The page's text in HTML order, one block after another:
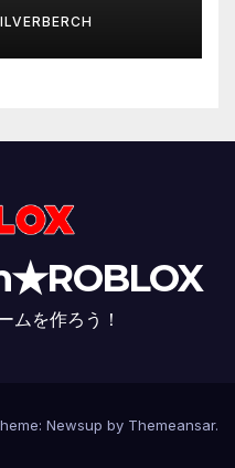
ムを作ろう！
Newsup by Themeansar.